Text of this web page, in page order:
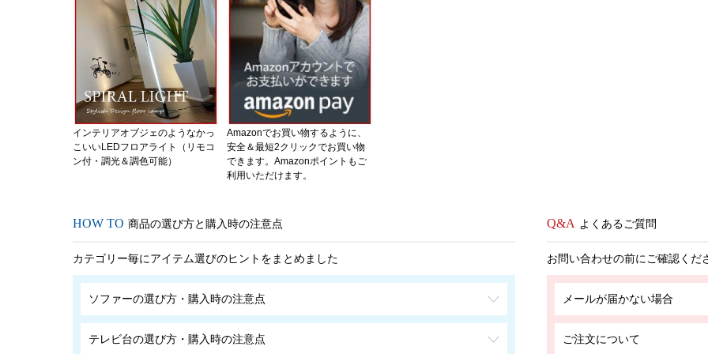
インテリアオブジェのようなかっ
こいいLEDフロアライト（リモコ
ン付・調光＆調色可能）
Amazonでお買い物するように、
安全＆最短2クリックでお買い物
できます。Amazonポイントもご
利用いただけます。
商品の選び方と購入時の注意点
カテゴリー毎にアイテム選びのヒントをまとめました
ソファーの選び方・購入時の注意点
テレビ台の選び方・購入時の注意点
よくあるご質問
お問い合わせの前にご確認くだ
メールが届かない場合
ご注文について